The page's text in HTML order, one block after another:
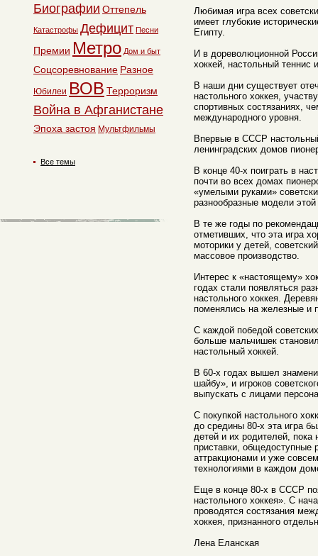
Любимая игра всех
имеет глубокие
Египту.
И в дореволюционной
хоккей, настольный теннис
В наши дни существует
настольного хоккея,
спортивных состязаниях,
международного уровня.
Впервые в СССР
ленинградских домов
В конце 40-х поиграть в
почти во всех домах
«умелыми руками»
разнообразные модели
В те же годы по
отметивших, что эта игра
моторики у детей,
массовое производство.
Интерес к «настоящему»
годах стали появляться
настольного хоккея.
поменялись на железные и
С каждой победой
больше мальчишек
настольный хоккей.
В 60-х годах вышел
шайбу», и игроков
выпускать с лицами
С покупкой настольного
до средины 80-х эта игра
детей и их родителей,
приставки, общедоступные
аттракционами и уже
технологиями в каждом
Еще в конце 80-х в СССР
настольного хоккея». С
проводятся состязания
хоккея, признанного
Лена Еланская
Биографии Оттепель
Катастрофы Дефицит Песни
Премии Метро Дом и быт
Соцсоревнование Разное
Юбилеи ВОВ Терроризм
Война в Афганистане
Эпоха застоя Мультфильмы
Все темы